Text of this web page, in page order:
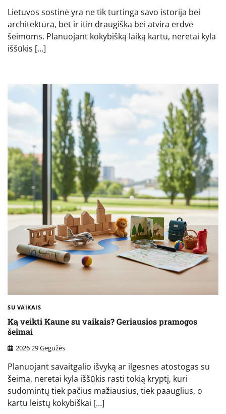
Lietuvos sostinė yra ne tik turtinga savo istorija bei
architektūra, bet ir itin draugiška bei atvira erdvė
šeimoms. Planuojant kokybišką laiką kartu, neretai kyla
iššūkis […]
SU VAIKAIS
Ką veikti Kaune su vaikais? Geriausios pramogos
šeimai
2026 29 Gegužės
Planuojant savaitgalio išvyką ar ilgesnes atostogas su
šeima, neretai kyla iššūkis rasti tokią kryptį, kuri
sudomintų tiek pačius mažiausius, tiek paauglius, o
kartu leistų kokybiškai […]